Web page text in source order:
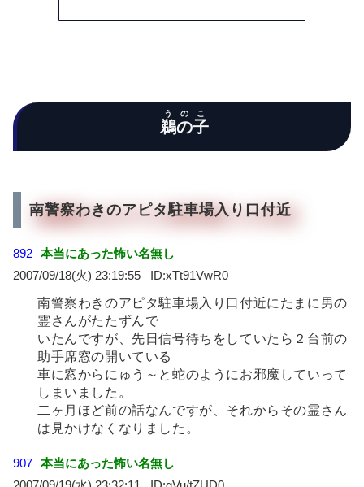
鵜の子
うのこ
南警察わきのアピタ駐車場入り口付近
892 本当にあった怖い名無し
2007/09/18(火) 23:19:55
xTt91VwR0
南警察わきのアピタ駐車場入り口付近にたまに男の
霊さんがたたずんで
いたんですが、先日信号待ちをしていたら２台前の
助手席窓の開いている
車に窓からにゅう～と蛇のようにお邪魔していって
しまいました。
二ヶ月ほど前の話なんですが、それからその霊さん
は見かけなくなりました。
907 本当にあった怖い名無し